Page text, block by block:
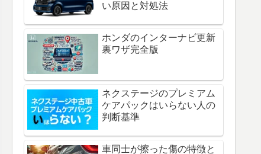
い原因と対処法
ホンダのインターナビ更新
裏ワザ完全版
ネクステージのプレミアム
ケアパックはいらない人の
判断基準
車同士が擦った傷の特徴と